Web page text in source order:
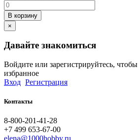
В корзину
×
Давайте знакомиться
Войдите или зарегистрируйтесь,
избранное
Вход Регистрация
Контакты
8-800-201-41-28
+7 499 653-67-00